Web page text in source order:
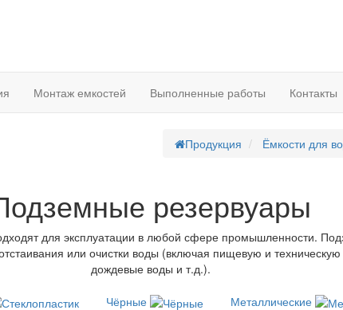
Монтаж емкостей Выполненные работы Контакты
Продукция Ёмкости для
резервуары
для эксплуатации в любой сфере промышленности.
или очистки воды (включая пищевую и
дождевые воды и т.д.).
Чёрные Металлические